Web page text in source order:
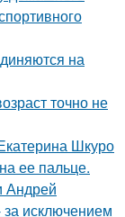
на
точно не
Шкуро
ее пальце.
Андрей
исключением